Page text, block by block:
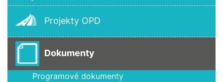
Projekty OPD
Dokumenty
Programové dokumenty